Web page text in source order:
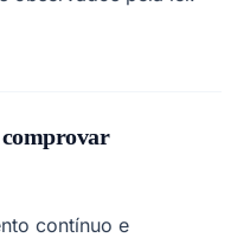
contínuo e